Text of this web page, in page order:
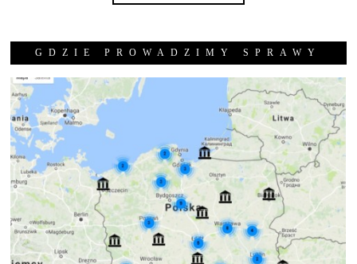
GDZIE PROWADZIMY SPRAWY